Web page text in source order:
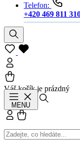
Telefon:
+420 469 811
Váš košík je prázdný
MENU
Přihlásit se